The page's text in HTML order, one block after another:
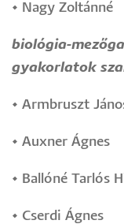
• Nagy Zoltánné
biológia-
gyakorlatok
• Armbruszt
• Auxner Ágnes
• Ballóné Tarlós
• Cserdi Ágnes